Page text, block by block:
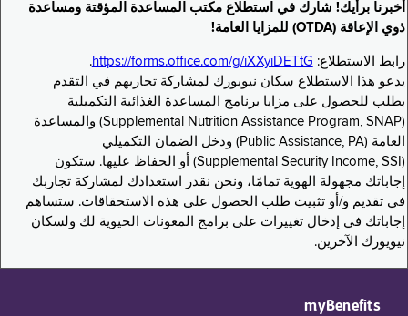
أخبرنا برأيك! شارك في استطلاع مكتب المساعدة المؤقتة ومساعدة
ذوي الإعاقة (OTDA) للمزايا العامة!
رابط الاستطلاع: https://forms.office.com/g/iXXyiDETtG
.
يدعو هذا الاستطلاع سكان نيويورك لمشاركة تجاربهم في التقدم
بطلب للحصول على مزايا برنامج المساعدة الغذائية التكميلية
(Supplemental Nutrition Assistance Program, SNAP) والمساعدة
العامة (Public Assistance, PA) ودخل الضمان التكميلي
(Supplemental Security Income, SSI) أو الحفاظ عليها. ستكون
إجاباتك مجهولة الهوية تمامًا، ونحن نقدر استعدادك لمشاركة تجاربك
في تقديم و/أو تثبيت طلب الحصول على هذه الاستحقاقات. ستساهم
إجاباتك في إدخال تغييرات على برامج المعونات الحيوية لك ولسكان
نيويورك الآخرين.
myBenefits